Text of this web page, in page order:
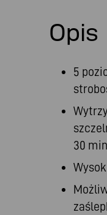
Opis
5
30